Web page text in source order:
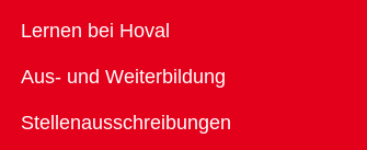
Lernen bei Hoval
Aus- und Weiterbildung
Stellenausschreibungen